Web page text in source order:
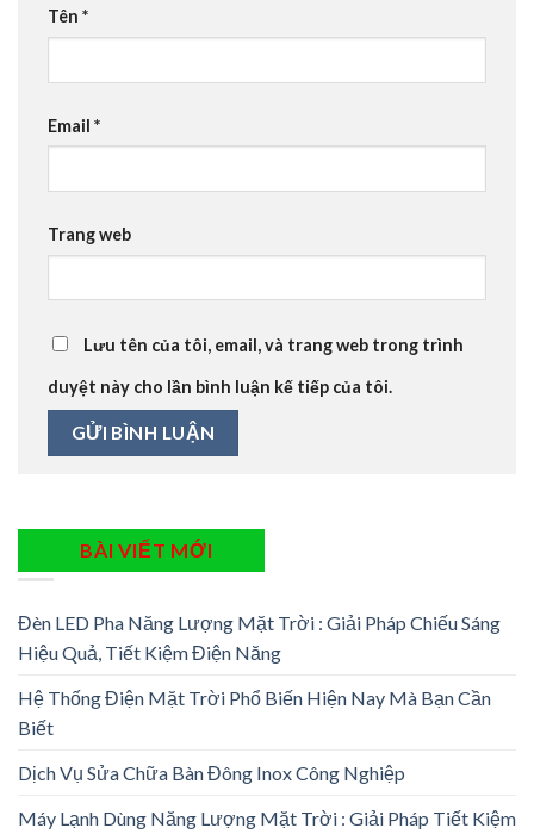
Tên *
Email *
Trang web
Lưu tên của tôi, email, và trang web trong trình
duyệt này cho lần bình luận kế tiếp của tôi.
BÀI VIẾT MỚI
Đèn LED Pha Năng Lượng Mặt Trời : Giải Pháp Chiếu Sáng
Hiệu Quả, Tiết Kiệm Điện Năng
Hệ Thống Điện Mặt Trời Phổ Biến Hiện Nay Mà Bạn Cần
Biết
Dịch Vụ Sửa Chữa Bàn Đông Inox Công Nghiệp
Máy Lạnh Dùng Năng Lượng Mặt Trời : Giải Pháp Tiết Kiệm